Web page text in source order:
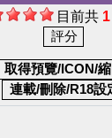
目前共 1